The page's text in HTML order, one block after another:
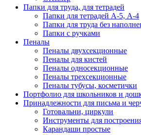
Папки для труда, для тетрадей
Папки для тетрадей А-5, А-4
Папки для труда без
Папки с ручками
Пеналы
Пеналы двухсекционные
Пеналы для кистей
Пеналы односекционные
Пеналы трехсекционные
Пеналы тубусы, косметички
Портфолио для школьников и
Принадлежности для письма и
Готовальни, циркули
Инструменты для
Карандаши простые